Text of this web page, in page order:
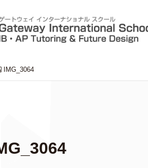
IMG_3064